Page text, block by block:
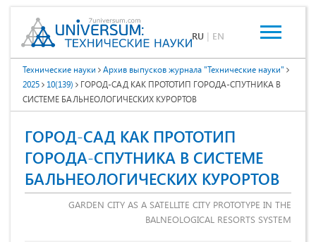
RU | EN
Технические науки
Архив выпусков журнала "Технические науки"
2025
10(139)
ГОРОД-САД КАК ПРОТОТИП ГОРОДА-СПУТНИКА В
СИСТЕМЕ БАЛЬНЕОЛОГИЧЕСКИХ КУРОРТОВ
ГОРОД-САД КАК ПРОТОТИП
ГОРОДА-СПУТНИКА В СИСТЕМЕ
БАЛЬНЕОЛОГИЧЕСКИХ КУРОРТОВ
GARDEN CITY AS A SATELLITE CITY PROTOTYPE IN THE
BALNEOLOGICAL RESORTS SYSTEM